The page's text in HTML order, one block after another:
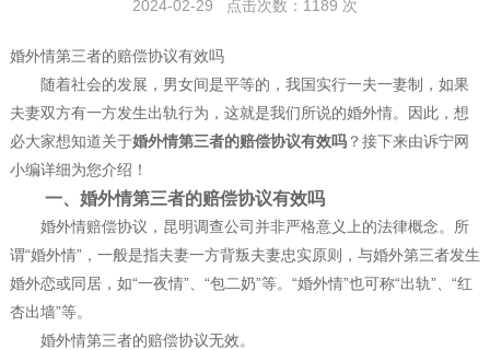
2024-02-29 点击次数：1189 次
婚外情第三者的赔偿协议有效吗
随着社会的发展，男女间是平等的，我国实行一夫一妻制，如果
夫妻双方有一方发生出轨行为，这就是我们所说的婚外情。因此，想
必大家想知道关于婚外情第三者的赔偿协议有效吗？接下来由诉宁网
小编详细为您介绍！
一、婚外情第三者的赔偿协议有效吗
婚外情赔偿协议，昆明调查公司并非严格意义上的法律概念。所
谓“婚外情”，一般是指夫妻一方背叛夫妻忠实原则，与婚外第三者发生
婚外恋或同居，如“一夜情”、“包二奶”等。“婚外情”也可称“出轨”、“红
杏出墙”等。
婚外情第三者的赔偿协议无效。